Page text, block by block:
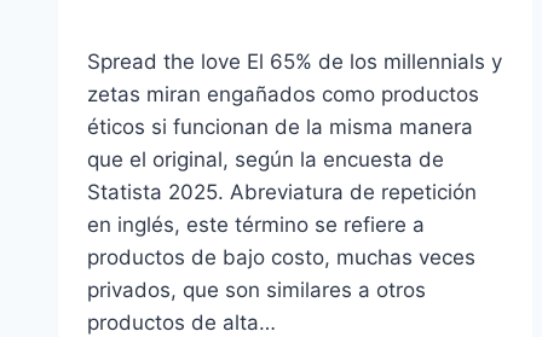
Spread the love El 65% de los millennials y
zetas miran engañados como productos
éticos si funcionan de la misma manera
que el original, según la encuesta de
Statista 2025. Abreviatura de repetición
en inglés, este término se refiere a
productos de bajo costo, muchas veces
privados, que son similares a otros
productos de alta…